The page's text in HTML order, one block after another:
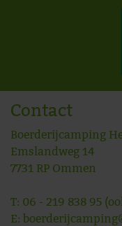
Contact
Boerderijcamping
Emslandweg 14
7731 RP Ommen
T: 06 - 219 838 95
E: